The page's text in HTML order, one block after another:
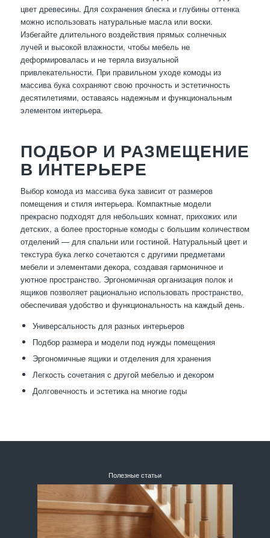
цвет древесины. Для сохранения блеска и глубины оттенка
можно использовать натуральные масла или воски.
Избегайте длительного воздействия прямых солнечных
лучей и высокой влажности, чтобы мебель не
деформировалась и не теряла визуальной
привлекательности. При правильном уходе комоды из
массива бука сохраняют свою прочность и эстетичность
десятилетиями, оставаясь надежным и функциональным
элементом интерьера.
ПОДБОР И РАЗМЕЩЕНИЕ
В ИНТЕРЬЕРЕ
Выбор комода из массива бука зависит от размеров
помещения и стиля интерьера. Компактные модели
прекрасно подходят для небольших комнат, прихожих или
детских, а более просторные комоды с большим количеством
отделений — для спальни или гостиной. Натуральный цвет и
текстура бука легко сочетаются с другими предметами
мебели и элементами декора, создавая гармоничное и
уютное пространство. Эргономичная организация полок и
ящиков позволяет рационально использовать пространство,
обеспечивая удобство и функциональность на каждый день.
Универсальность для разных интерьеров
Подбор размера и модели под нужды помещения
Эргономичные ящики и отделения для хранения
Легкость сочетания с другой мебелью и декором
Долговечность и эстетика на многие годы
Полезные статьи